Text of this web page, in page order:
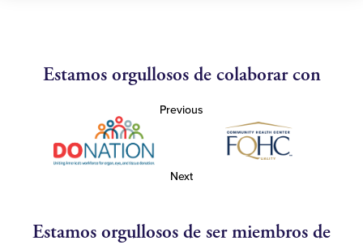
Estamos orgullosos de colaborar con
Previous
Next
Estamos orgullosos de ser miembros de